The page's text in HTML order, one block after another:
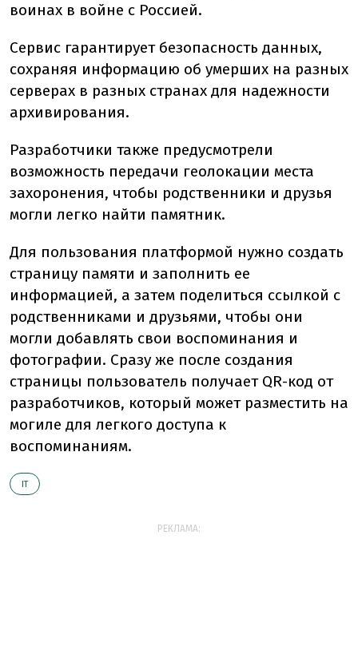
воинах в войне с Россией.
Сервис гарантирует безопасность данных,
сохраняя информацию об умерших на разных
серверах в разных странах для надежности
архивирования.
Разработчики также предусмотрели
возможность передачи геолокации места
захоронения, чтобы родственники и друзья
могли легко найти памятник.
Для пользования платформой нужно создать
страницу памяти и заполнить ее
информацией, а затем поделиться ссылкой с
родственниками и друзьями, чтобы они
могли добавлять свои воспоминания и
фотографии. Сразу же после создания
страницы пользователь получает QR-код от
разработчиков, который может разместить на
могиле для легкого доступа к
воспоминаниям.
ІТ
РЕКЛАМА: